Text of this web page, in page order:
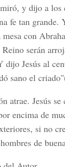
y dijo a
fe tan
con
serán
Jesús al
sano el
atrae. Jesús
encima de
si no
de